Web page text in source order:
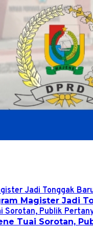
Magister Jadi
Tuai Sorotan,